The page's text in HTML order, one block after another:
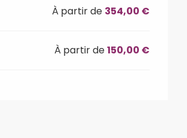
À partir de 354,00 €
À partir de150,00 €